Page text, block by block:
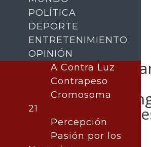
Quedan 4 días
hermosillenses
cumplidos
de paneles
gratuitos
POLÍTICA
DEPORTE
ENTRETENIMIENTO
OPINIÓN
A Contra Luz
Contrapeso
Cromosoma
21
Percepción
Pasión por los